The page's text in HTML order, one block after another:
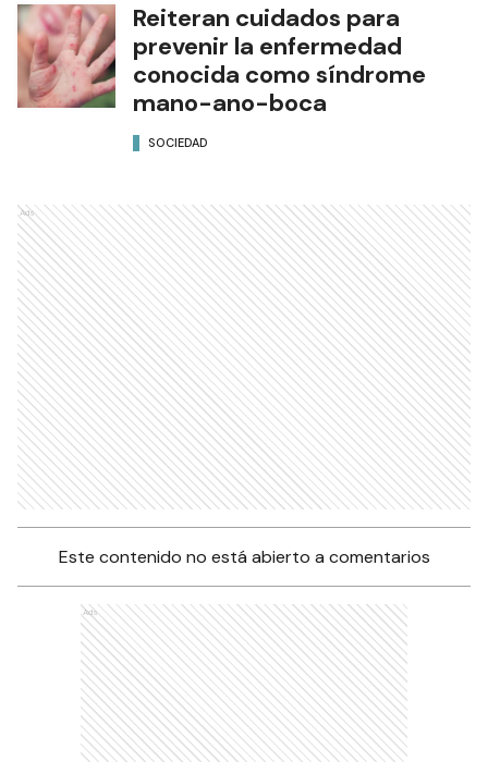
Reiteran cuidados para
prevenir la enfermedad
conocida como síndrome
mano-ano-boca
SOCIEDAD
Ads
Este contenido no está abierto a comentarios
Ads